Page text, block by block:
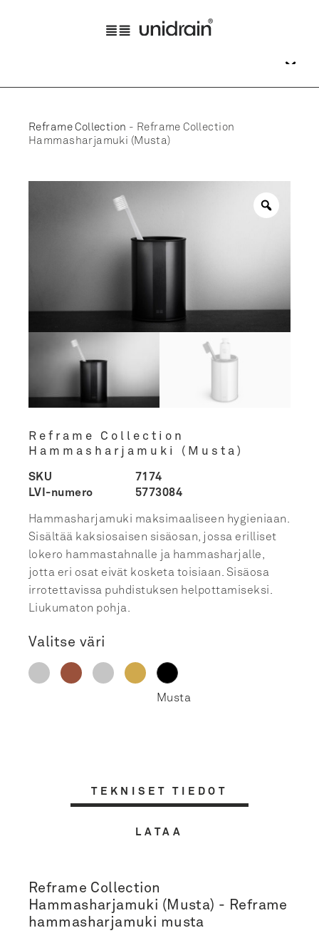
Reframe Collection - Reframe Collection
Hammasharjamuki (Musta)
Reframe Collection
Hammasharjamuki (Musta)
SKU
7174
LVI-numero
5773084
Hammasharjamuki maksimaaliseen hygieniaan.
Sisältää kaksiosaisen sisäosan, jossa erilliset
lokero hammastahnalle ja hammasharjalle,
jotta eri osat eivät kosketa toisiaan. Sisäosa
irrotettavissa puhdistuksen helpottamiseksi.
Liukumaton pohja.
Valitse väri
TEKNISET TIEDOT
LATAA
Reframe Collection
Hammasharjamuki (Musta) - Reframe
hammasharjamuki musta